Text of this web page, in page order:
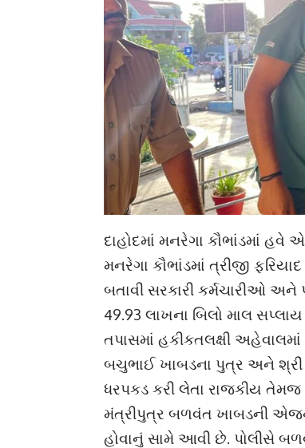
દાહોદમાં મનરેગા કૌભાંડમાં
મનરેગા કૌભાંડમાં ત્રીજી
બતાવી સરકારી કર્મચારીઓ અને
49.93 લાખના બિલો માલ સપ્લાય
તપાસમાં હકીકતલક્ષી
બચુભાઈ ખાબડના પુત્ર અને શ્રી
ધરપકડ કરી લેતા રાજકીય તેમજ
મંત્રીપુત્ર બળવંત ખાબડની
હોવાનું સામે આવી છે. પોલીસે